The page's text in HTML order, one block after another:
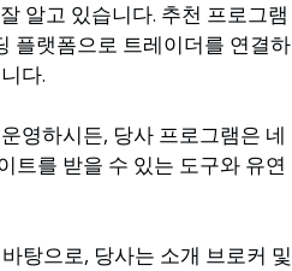
알고 있습니다. 추천 프로그램
플랫폼으로 트레이더를 연결하
다.
영하시든, 당사 프로그램은 네
트를 받을 수 있는 도구와 유연
탕으로, 당사는 소개 브로커 및